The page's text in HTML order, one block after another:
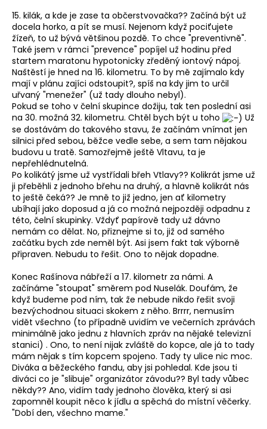
15. kilák, a kde je zase ta občerstvovačka?? Začíná být už
docela horko, a pít se musí. Nejenom když pociťujete
žízeň, to už bývá většinou pozdě. To chce "preventivně".
Také jsem v rámci "prevence" popíjel už hodinu před
startem maratonu hypotonicky zředěný iontový nápoj.
Naštěstí je hned na 16. kilometru. To by mě zajímalo kdy
mají v plánu zajíci odstoupit?, spíš na kdy jim to určil
uřvaný "menežer" (už tady dlouho nebyl).
Pokud se toho v čelní skupince dožiju, tak ten poslední asi
na 30. možná 32. kilometru. Chtěl bych být u toho
Už
se dostávám do takového stavu, že začínám vnímat jen
silnici před sebou, běžce vedle sebe, a sem tam nějakou
budovu u tratě. Samozřejmě ještě Vltavu, ta je
nepřehlédnutelná.
Po kolikátý jsme už vystřídali břeh Vtlavy?? Kolikrát jsme už
ji přeběhli z jednoho břehu na druhý, a hlavně kolikrát nás
to ještě čeká?? Je mně to již jedno, jen ať kilometry
ubíhají jako doposud a já co možná nejpozději odpadnu z
této, čelní skupinky. Vždyť papírově tady už dávno
nemám co dělat. No, přiznejme si to, již od samého
začátku bych zde neměl být. Asi jsem fakt tak výborně
připraven. Nebudu to řešit. Ono to nějak dopadne.
Konec Rašínova nábřeží a 17. kilometr za námi. A
začínáme "stoupat" směrem pod Nuselák. Doufám, že
když budeme pod ním, tak že nebude nikdo řešit svoji
bezvýchodnou situaci skokem z něho. Brrrr, nemusím
vidět všechno (to případně uvidím ve večerních zprávách
minimálně jako jednu z hlavních zpráv na nějaké televizní
stanici) . Ono, to není nijak zvláště do kopce, ale já to tady
mám nějak s tím kopcem spojeno. Tady ty ulice nic moc.
Diváka a běžeckého fandu, aby jsi pohledal. Kde jsou ti
diváci co je "slibuje" organizátor závodu?? Byl tady vůbec
někdy?? Ano, vidím tady jednoho člověka, který si asi
zapomněl koupit něco k jídlu a spěchá do místní věčerky.
"Dobí den, všechno mame."